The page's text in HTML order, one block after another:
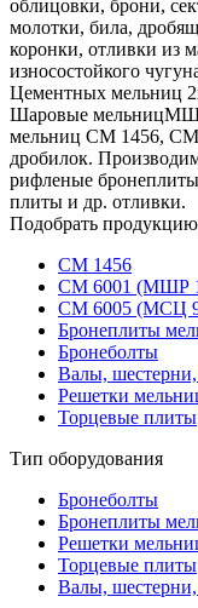
облицовки, брони,
молотки, била,
коронки, отливки из
износостойкого
Цементных мельниц
Шаровые
мельниц СМ 1456,
дробилок.
рифленые
плиты и др. отливки.
Подобрать
СМ 1456
СМ 6001 (МШР
СМ 6005 (МСЦ
Бронеплиты
Бронеболты
Валы, шестерни,
Решетки
Торцевые плиты
Тип оборудования
Бронеболты
Бронеплиты
Решетки
Торцевые плиты
Валы, шестерни,